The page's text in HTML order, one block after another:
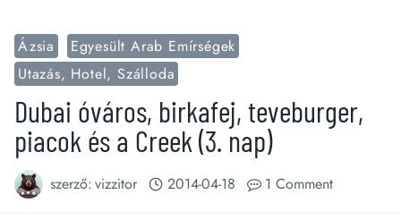
Ázsia
Egyesült Arab Emírségek
Utazás, Hotel, Szálloda
Dubai óváros, birkafej, teveburger,
piacok és a Creek (3. nap)
szerző:vizzitor 2014-04-18 1 Comment